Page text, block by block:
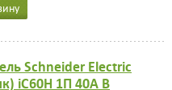
Schneider Electric
iC60H 1П 40A B